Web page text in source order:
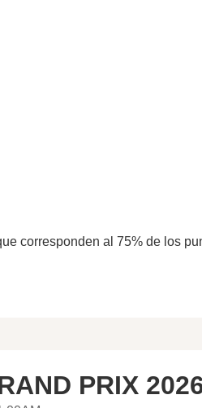
corresponden al 75% de los
PRIX